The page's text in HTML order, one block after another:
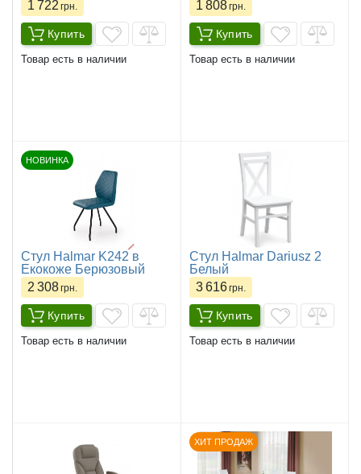
1 722 грн.
Купить
Товар есть в наличии
1 808грн.
Купить
Товар есть в наличии
НОВИНКА
Стул Halmar K242 в
Екокоже Берюзовый
2 308грн.
Купить
Товар есть в наличии
Стул Halmar Dariusz 2
Белый
3 616грн.
Купить
Товар есть в наличии
ХИТ ПРОДАЖ